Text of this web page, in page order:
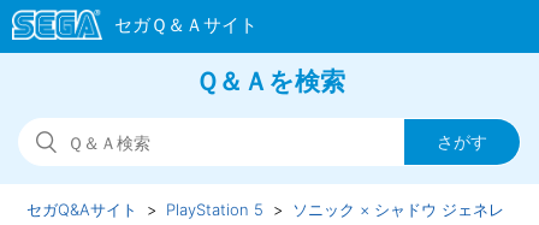
Ｑ＆Ａを検索
セガQ&Aサイト PlayStation 5
ソニック × シャドウ ジェネレ